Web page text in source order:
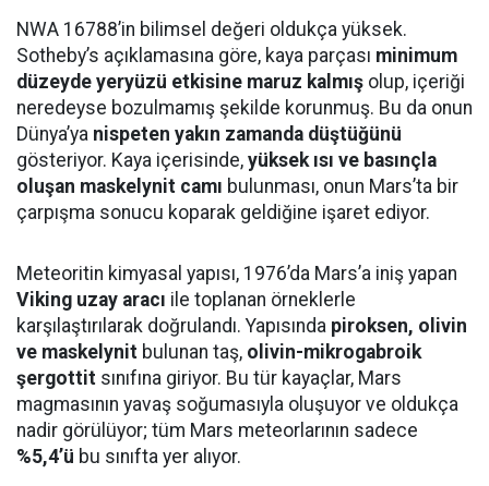
NWA 16788’in bilimsel değeri oldukça yüksek.
Sotheby’s açıklamasına göre, kaya parçası minimum
düzeyde yeryüzü etkisine maruz kalmış olup, içeriği
neredeyse bozulmamış şekilde korunmuş. Bu da onun
Dünya’ya nispeten yakın zamanda düştüğünü
gösteriyor. Kaya içerisinde, yüksek ısı ve basınçla
oluşan maskelynit camı bulunması, onun Mars’ta bir
çarpışma sonucu koparak geldiğine işaret ediyor.
Meteoritin kimyasal yapısı, 1976’da Mars’a iniş yapan
Viking uzay aracı ile toplanan örneklerle
karşılaştırılarak doğrulandı. Yapısında piroksen, olivin
ve maskelynit bulunan taş, olivin-mikrogabroik
şergottit sınıfına giriyor. Bu tür kayaçlar, Mars
magmasının yavaş soğumasıyla oluşuyor ve oldukça
nadir görülüyor; tüm Mars meteorlarının sadece
%5,4’ü bu sınıfta yer alıyor.